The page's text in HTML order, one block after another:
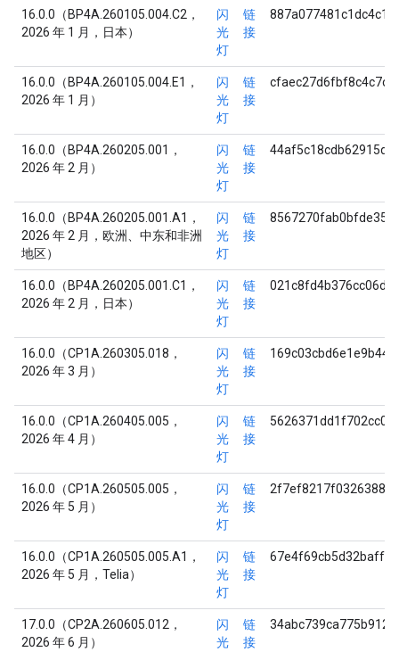
16.0.0（BP4A.260105.004.C2，
2026 年 1 月，日本）
闪
光
灯
链
接
16.0.0（BP4A.260105.004.E1，
2026 年 1 月）
闪
光
灯
链
接
16.0.0（BP4A.260205.001，
2026 年 2 月）
闪
光
灯
链
接
16.0.0（BP4A.260205.001.A1，
2026 年 2 月，欧洲、中东和非洲
地区）
闪
光
灯
链
接
16.0.0（BP4A.260205.001.C1，
2026 年 2 月，日本）
闪
光
灯
链
接
16.0.0（CP1A.260305.018，
2026 年 3 月）
闪
光
灯
链
接
16.0.0（CP1A.260405.005，
2026 年 4 月）
闪
光
灯
链
接
16.0.0（CP1A.260505.005，
2026 年 5 月）
闪
光
灯
链
接
16.0.0（CP1A.260505.005.A1，
2026 年 5 月，Telia）
闪
光
灯
链
接
17.0.0（CP2A.260605.012，
2026 年 6 月）
闪
光
链
接